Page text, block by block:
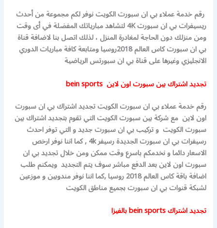
رقم خدمة عملاء بي ان سبورت الكويت نوفر لكم مجموعة من أحدث
ريسيفرات بي ان سبورت 4K لتشاهد مبارياتك المفضلة في أى وقت
ومن منزلك دون الحاجة لمغادرة المنزل ، لذلك اتصل بنا لاضافة قناة
بي ان سبورت كاس العالم 2018روسيا ومتابعة كافة مباريات الدوري
الانجليزي وغيرها على قناة بي ان سبورتس الرياضية
تجديد اشتراك بين سبورت اون لاين bein sports
رقم خدمة عملاء بي ان سبورت الكويت تجديد اشتراك بي ان سبورت
اون لاين مع شركة بين سبورت الكويت التي تقوم بتجديد اشتراك بين
سبورت الكويت و تركيب بي ان سبورت جديد و التي توفر احدث
رسيفرات بي ان سبورت الجديدة رسيفر 4k , كما اننا نوفر ارخص
الاسعار دائما و نخدمكم باسرع وقت ممكن ومن خلال تجديد بي ان
سبورت اون لاين بعد الدفع مباشر سوف يتم التجديد ويمكنم طلب
اضافة باقة كاس العالم 2018 روسيا ,كما اننا نوفر مندوبين و موزعين
لشبكة قنوات بي ان سبورت بجميع مناطق الكويت
تجديد اشتراك bein sports بالفيزا